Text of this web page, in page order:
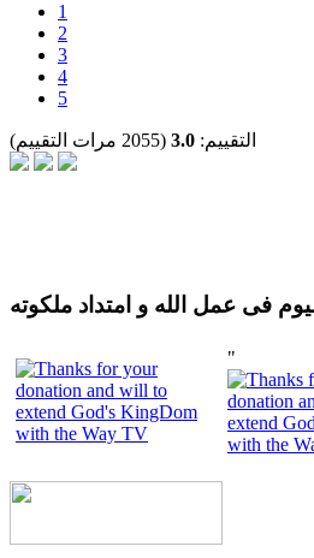
1
2
3
4
5
التقييم: 3.0 (2055 مرات التقييم)
فى عمل الله و امتداد ملكوته
"